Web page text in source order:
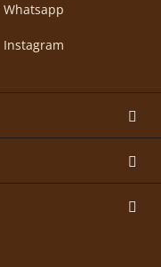
Whatsapp
Instagram